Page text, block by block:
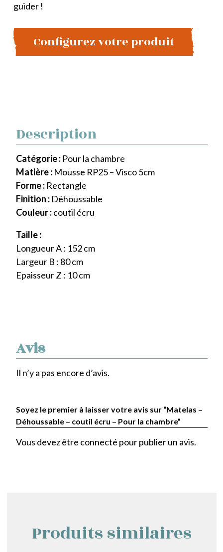
guider !
Configurez votre produit
Avis
Il n’y a pas encore d’avis.
Soyez le premier à laisser votre avis sur “Matelas –
Déhoussable – coutil écru – Pour la chambre”
Vous devez être connecté pour publier un avis.
Description
Catégorie : Pour la chambre
Matière : Mousse RP25 – Visco 5cm
Forme : Rectangle
Finition : Déhoussable
Couleur :coutil écru
Taille :
Longueur A : 152 cm
Largeur B : 80 cm
Epaisseur Z : 10 cm
Produits similaires